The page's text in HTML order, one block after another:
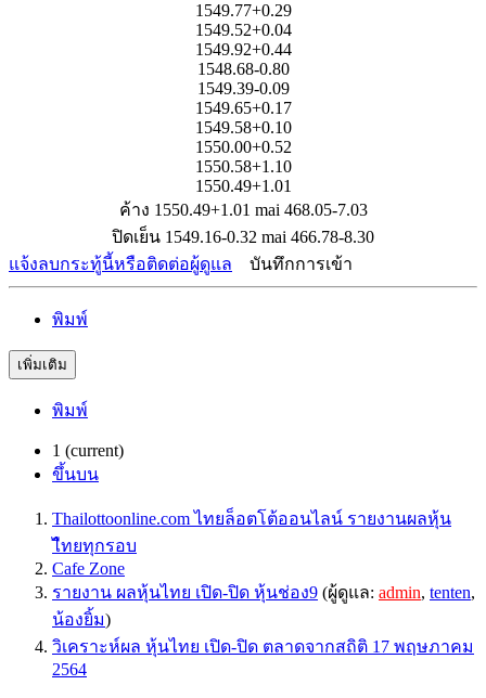
1549.77+0.29
1549.52+0.04
1549.92+0.44
1548.68-0.80
1549.39-0.09
1549.65+0.17
1549.58+0.10
1550.00+0.52
1550.58+1.10
1550.49+1.01
ค้าง 1550.49+1.01 mai 468.05-7.03
ปิดเย็น 1549.16-0.32 mai 466.78-8.30
แจ้งลบกระทู้นี้หรือติดต่อผู้ดูแล
บันทึกการเข้า
พิมพ์
เพิ่มเติม
พิมพ์
1 (current)
ขึ้นบน
Thailottoonline.com ไทยล็อตโต้ออนไลน์ รายงานผลหุ้น
ไืทยทุกรอบ
Cafe Zone
รายงาน ผลหุ้นไทย เปิด-ปิด หุ้นช่อง9 (ผู้ดูแล: admin, tenten,
น้องยิ้ม)
วิเคราะห์ผล หุ้นไทย เปิด-ปิด ตลาดจากสถิติ 17 พฤษภาคม
2564